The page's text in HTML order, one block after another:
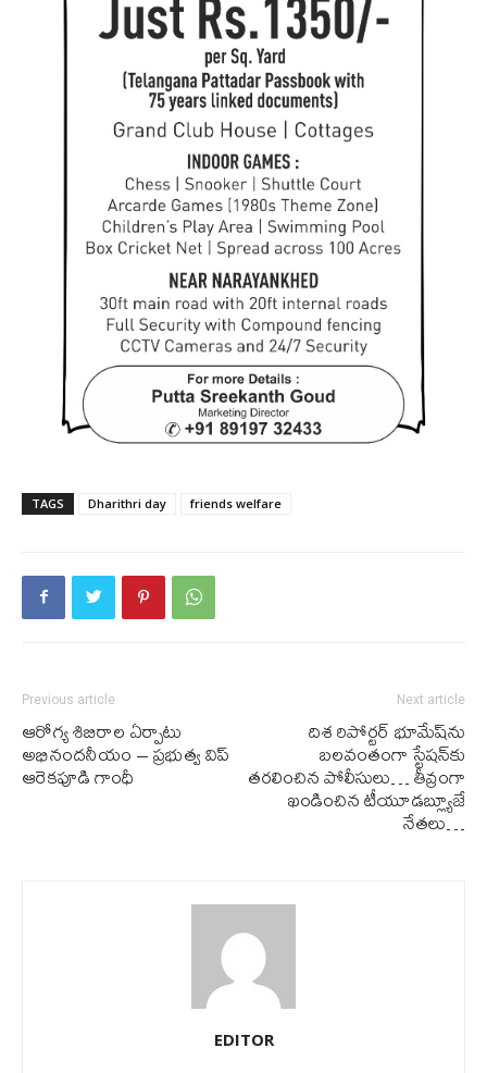
TAGS Dharithri day friends welfare
Previous article
ఆరోగ్య శిబిరాల ఏర్పాటు
అభినందనీయం – ప్రభుత్వ విప్‌
ఆరెకపూడి గాంధీ
Next article
దిశ రిపోర్ట‌ర్‌ భూమేష్‌ను
బ‌ల‌వంతంగా స్టేష‌న్‌కు
త‌ర‌లించిన పోలీసులు… తీవ్రంగా
ఖండించిన టీయూడ‌బ్ల్యూజే
నేత‌లు…
EDITOR